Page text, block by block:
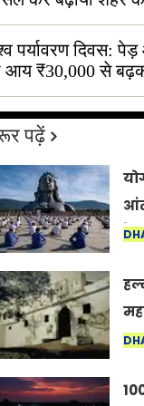
पर्यावरण दिवस:
आय ₹30,000 से
पढ़ें
है:
में